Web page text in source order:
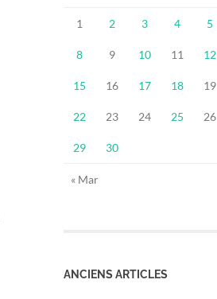
1 2 3 4 5
8 9 10 11 12
15 16 17 18 19
22 23 24 25 26
29 30
« Mar
ANCIENS ARTICLES